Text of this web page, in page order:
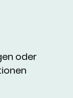
oder